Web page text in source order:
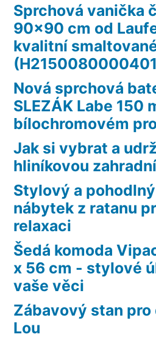
Sprchová vanička
90×90 cm od
kvalitní
Nová sprchová
SLEZÁK Labe 150
bílochromovém
Jak si vybrat a
hliníkovou
Stylový a
nábytek z ratanu
relaxaci
Šedá komoda
x 56 cm - stylové
vaše věci
Zábavový stan
Lou